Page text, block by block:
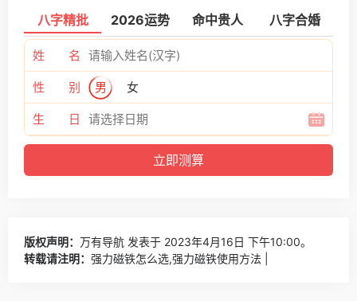
八字精批 2026运势 命中贵人 八字合婚
姓 名
性 别 男 女
生 日
版权声明： 万有导航 发表于 2023年4月16日 下午10:00。
转载请注明： 强力磁铁怎么选,强力磁铁使用方法 |